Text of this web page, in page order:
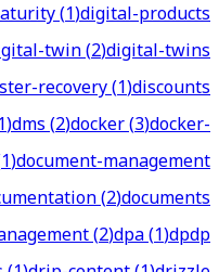
(1)digital-products
twin(2)digital-twins
recovery(1)discounts
)dms(2)docker(3)docker-
1)document-management
(2)documents
(2)dpa(1)dpdp